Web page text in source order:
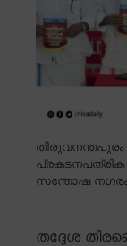
പ്രകടനപത്രിക
സന്തോഷ
തദ്ദേശ